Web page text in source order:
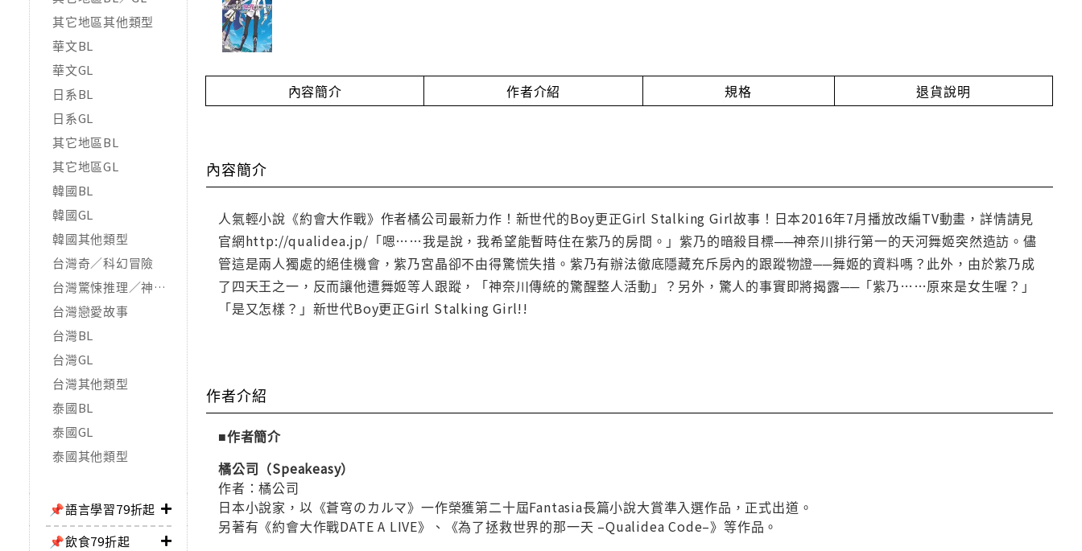
其它地區其他類型
華文BL
華文GL
日系BL
日系GL
其它地區BL
其它地區GL
韓國BL
韓國GL
韓國其他類型
台灣奇／科幻冒險
台灣驚悚推理／神怪靈異
台灣戀愛故事
台灣BL
台灣GL
台灣其他類型
泰國BL
泰國GL
泰國其他類型
📌語言學習79折起
📌飲食79折起
內容簡介 作者介紹 規格 退貨說明
內容簡介
人氣輕小說《約會大作戰》作者橘公司最新力作！新世代的Boy更正Girl Stalking Girl故事！日本2016年7月播放改編TV動畫，詳情請見
官網http://qualidea.jp/「嗯……我是說，我希望能暫時住在紫乃的房間。」紫乃的暗殺目標──神奈川排行第一的天河舞姬突然造訪。儘
管這是兩人獨處的絕佳機會，紫乃宮晶卻不由得驚慌失措。紫乃有辦法徹底隱藏充斥房內的跟蹤物證──舞姬的資料嗎？此外，由於紫乃成
了四天王之一，反而讓他遭舞姬等人跟蹤，「神奈川傳統的驚醒整人活動」？另外，驚人的事實即將揭露──「紫乃……原來是女生喔？」
「是又怎樣？」新世代Boy更正Girl Stalking Girl!!
作者介紹
■作者簡介
橘公司（Speakeasy）
作者：橘公司
日本小說家，以《蒼穹のカルマ》一作榮獲第二十屆Fantasia長篇小說大賞準入選作品，正式出道。
另著有《約會大作戰DATE A LIVE》、《為了拯救世界的那一天 –Qualidea Code–》等作品。